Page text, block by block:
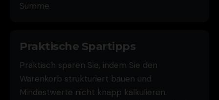
Summe.
Praktische Spartipps
Praktisch sparen Sie, indem Sie den
Warenkorb strukturiert bauen und
Mindestwerte nicht knapp kalkulieren.